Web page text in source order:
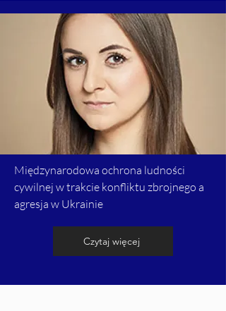
Międzynarodowa ochrona ludności
cywilnej w trakcie konfliktu zbrojnego a
agresja w Ukrainie
Czytaj więcej